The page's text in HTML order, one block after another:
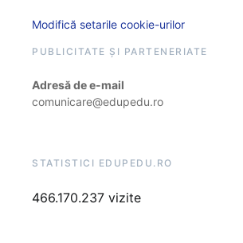
Modifică setarile cookie-urilor
PUBLICITATE ȘI PARTENERIATE
Adresă de e-mail
comunicare@edupedu.ro
STATISTICI EDUPEDU.RO
466.170.237 vizite